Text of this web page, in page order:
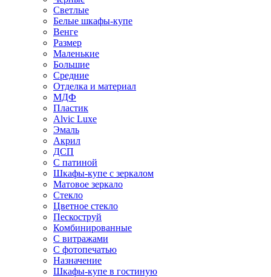
Светлые
Белые шкафы-купе
Венге
Размер
Маленькие
Большие
Средние
Отделка и материал
МДФ
Пластик
Alvic Luxe
Эмаль
Акрил
ДСП
С патиной
Шкафы-купе с зеркалом
Матовое зеркало
Стекло
Цветное стекло
Пескоструй
Комбинированные
С витражами
С фотопечатью
Назначение
Шкафы-купе в гостиную